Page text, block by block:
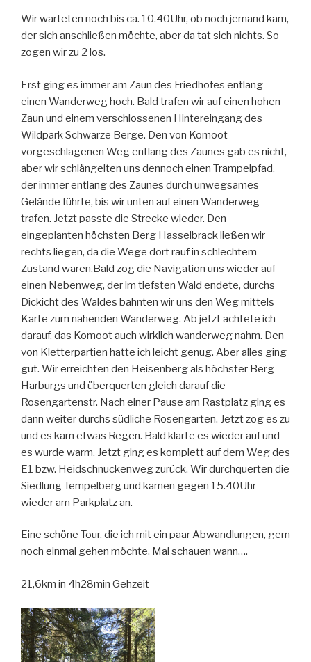
Wir warteten noch bis ca. 10.40Uhr, ob noch jemand kam,
der sich anschließen möchte, aber da tat sich nichts. So
zogen wir zu 2 los.
Erst ging es immer am Zaun des Friedhofes entlang
einen Wanderweg hoch. Bald trafen wir auf einen hohen
Zaun und einem verschlossenen Hintereingang des
Wildpark Schwarze Berge. Den von Komoot
vorgeschlagenen Weg entlang des Zaunes gab es nicht,
aber wir schlängelten uns dennoch einen Trampelpfad,
der immer entlang des Zaunes durch unwegsames
Gelände führte, bis wir unten auf einen Wanderweg
trafen. Jetzt passte die Strecke wieder. Den
eingeplanten höchsten Berg Hasselbrack ließen wir
rechts liegen, da die Wege dort rauf in schlechtem
Zustand waren.Bald zog die Navigation uns wieder auf
einen Nebenweg, der im tiefsten Wald endete, durchs
Dickicht des Waldes bahnten wir uns den Weg mittels
Karte zum nahenden Wanderweg. Ab jetzt achtete ich
darauf, das Komoot auch wirklich wanderweg nahm. Den
von Kletterpartien hatte ich leicht genug. Aber alles ging
gut. Wir erreichten den Heisenberg als höchster Berg
Harburgs und überquerten gleich darauf die
Rosengartenstr. Nach einer Pause am Rastplatz ging es
dann weiter durchs südliche Rosengarten. Jetzt zog es zu
und es kam etwas Regen. Bald klarte es wieder auf und
es wurde warm. Jetzt ging es komplett auf dem Weg des
E1 bzw. Heidschnuckenweg zurück. Wir durchquerten die
Siedlung Tempelberg und kamen gegen 15.40Uhr
wieder am Parkplatz an.
Eine schöne Tour, die ich mit ein paar Abwandlungen, gern
noch einmal gehen möchte. Mal schauen wann….
21,6km in 4h28min Gehzeit